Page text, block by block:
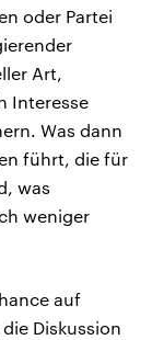
oder Partei
Art,
Interesse
Was dann
führt, die für
was
weniger
auf
Diskussion